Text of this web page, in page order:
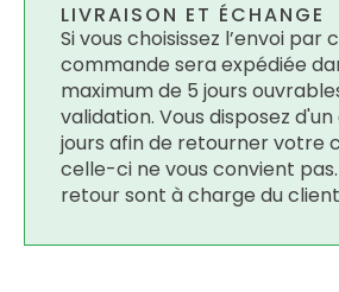
LIVRAISON ET ÉCHANGE
Si vous choisissez l’envoi par
commande sera expédiée
maximum de 5 jours
validation. Vous disposez d'un
jours afin de retourner votre
celle-ci ne vous convient pas.
retour sont à charge du